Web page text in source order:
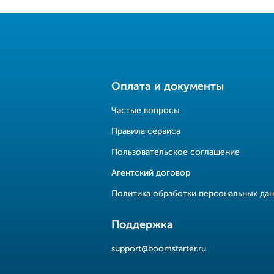
Оплата и документы
Частые вопросы
Правила сервиса
Пользовательское соглашение
Агентский договор
Политика обработки персональных
Поддержка
support@boomstarter.ru